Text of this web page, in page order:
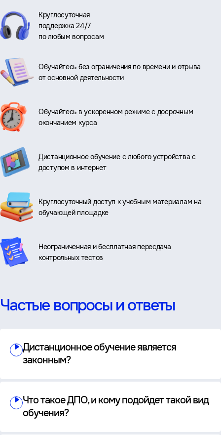
Круглосуточная
поддержка 24/7
по любым вопросам
Обучайтесь без ограничения по времени и отрыва
от основной деятельности
Обучайтесь в ускоренном режиме с досрочным
окончанием курса
Дистанционное обучение с любого устройства с
доступом в интернет
Круглосуточный доступ к учебным материалам на
обучающей площадке
Неограниченная и бесплатная пересдача
контрольных тестов
Частые вопросы и ответы
Дистанционное обучение является
законным?
Что такое ДПО, и кому подойдет такой вид
обучения?